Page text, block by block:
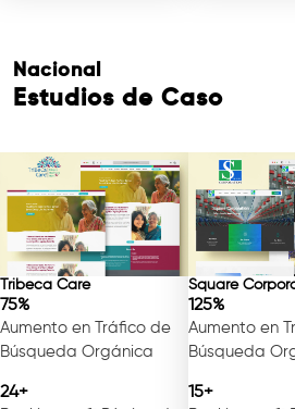
Nacional
Estudios de Caso
Tribeca Care
75%
Aumento en Tráfico de
Búsqueda Orgánica
24+
Square
125%
Aumento en
Búsqueda
15+